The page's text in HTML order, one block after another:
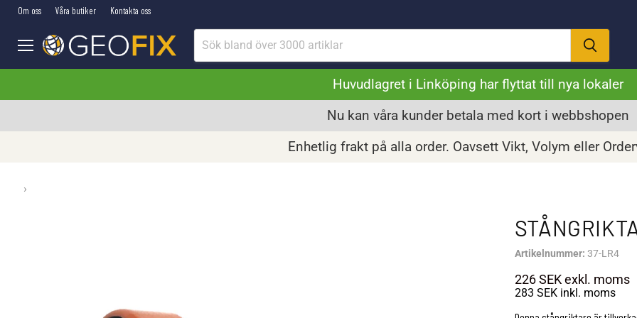
Om oss Våra butiker Kontakta oss
Meny
Huvudlagret i Linköping har flyttat till nya lokaler
Nu kan våra kunder betala med kort i webbshopen
Enhetlig frakt på alla order. Oavsett Vikt, Volym eller
›
Artikelnummer: 37-LR4
226 SEKexkl. moms
283 SEKinkl. moms